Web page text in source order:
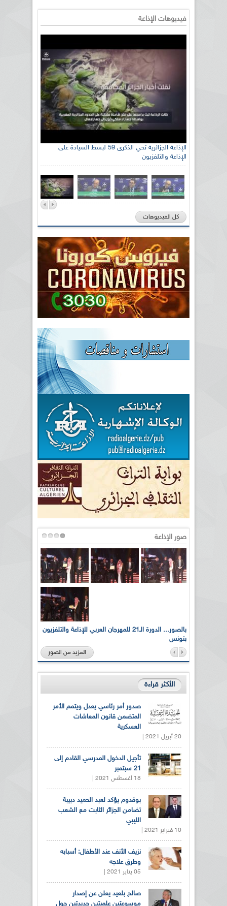
فيديوهات الإذاعة
الإذاعة الجزائرية تحي الذكرى 59 لبسط السيادة على
الإذاعة والتلفزيون
كل الفيديوهات
صور الإذاعة
بالصور... الدورة الـ21 للمهرجان العربي للإذاعة والتلفزيون
بتونس
المزيد من الصور
الأكثر قراءة
صدور أمر رئاسي يعدل ويتمم الأمر
المتضمن قانون المعاشات
العسكرية
20 أبريل 2021 |
تأجيل الدخول المدرسي القادم إلى
21 سبتمبر
18 أغسطس 2021 |
بوقدوم يؤكد لعبد الحميد دبيبة
تضامن الجزائر الثابت مع الشعب
الليبي
10 فبراير 2021 |
نزيف الأنف عند الأطفال: أسبابه
وطرق علاجه
05 يناير 2021 |
صالح بلعيد يعلن عن إصدار
موسوعتين علميتين جديدتين حول